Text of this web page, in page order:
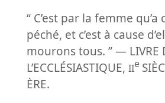
“ C’est par la femme
péché, et c’est à cause
mourons tous. ” — LIVRE
L’ECCLÉSIASTIQUE, IIe
ÈRE.